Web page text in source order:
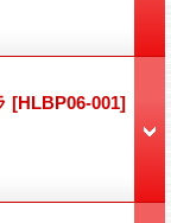
[HLBP06-001]